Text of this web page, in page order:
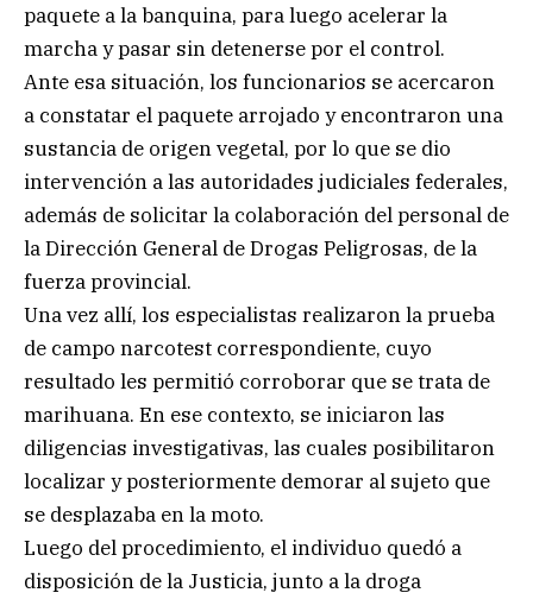
paquete a la banquina, para luego acelerar la
marcha y pasar sin detenerse por el control.
Ante esa situación, los funcionarios se acercaron
a constatar el paquete arrojado y encontraron una
sustancia de origen vegetal, por lo que se dio
intervención a las autoridades judiciales federales,
además de solicitar la colaboración del personal de
la Dirección General de Drogas Peligrosas, de la
fuerza provincial.
Una vez allí, los especialistas realizaron la prueba
de campo narcotest correspondiente, cuyo
resultado les permitió corroborar que se trata de
marihuana. En ese contexto, se iniciaron las
diligencias investigativas, las cuales posibilitaron
localizar y posteriormente demorar al sujeto que
se desplazaba en la moto.
Luego del procedimiento, el individuo quedó a
disposición de la Justicia, junto a la droga